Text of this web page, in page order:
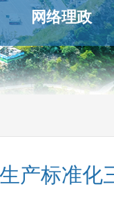
网络理政
产标准化